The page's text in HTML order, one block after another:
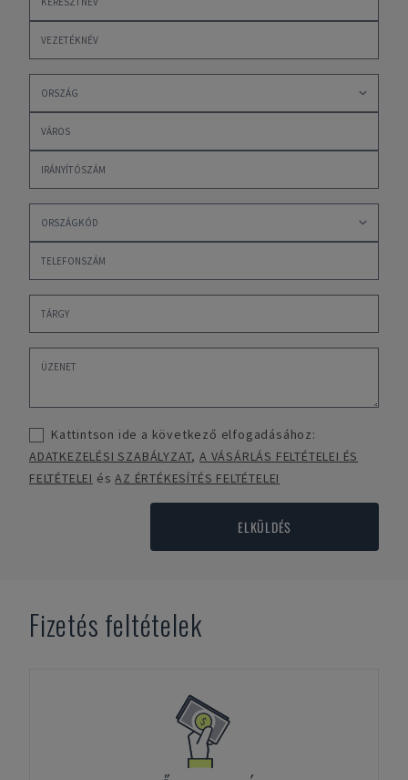
Kattintson ide a következő elfogadásához:
ADATKEZELÉSI SZABÁLYZAT,A VÁSÁRLÁS FELTÉTELEI ÉS
FELTÉTELEI ésAZ ÉRTÉKESÍTÉS FELTÉTELEI
ELKÜLDÉS
Fizetés feltételek